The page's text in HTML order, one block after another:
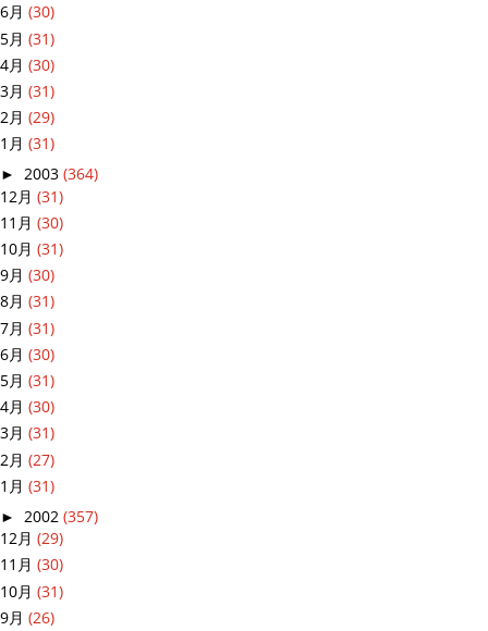
6月 (30)
5月 (31)
4月 (30)
3月 (31)
2月 (29)
1月 (31)
► 2003 (364)
12月 (31)
11月 (30)
10月 (31)
9月 (30)
8月 (31)
7月 (31)
6月 (30)
5月 (31)
4月 (30)
3月 (31)
2月 (27)
1月 (31)
► 2002 (357)
12月 (29)
11月 (30)
10月 (31)
9月 (26)